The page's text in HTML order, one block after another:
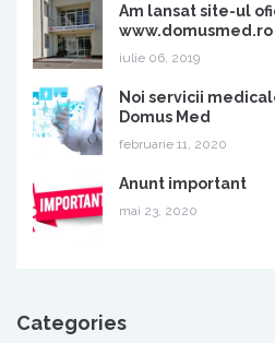
Am lansat site-ul
www.domusmed.ro
iulie 06, 2019
Noi servicii
Domus Med
februarie 11, 2020
Anunt important
mai 23, 2020
Categories